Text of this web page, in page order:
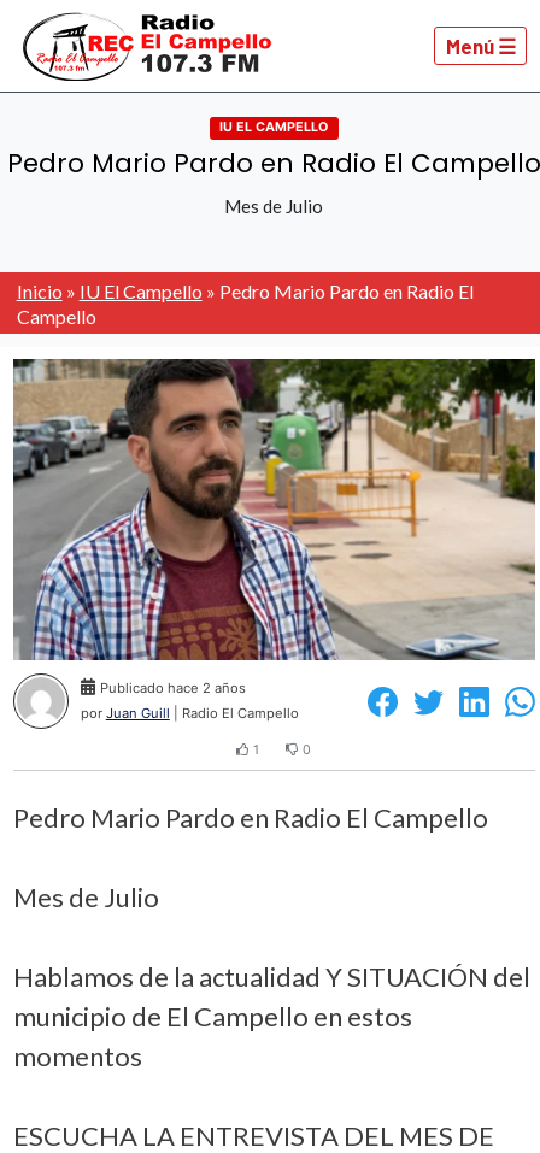
Menú ☰
IU EL CAMPELLO
Pedro Mario Pardo en Radio El Campello
Mes de Julio
Inicio » IU El Campello » Pedro Mario Pardo en Radio El
Campello
Publicado hace 2 años
por Juan Guill | Radio El Campello
1 0
Pedro Mario Pardo en Radio El Campello
Mes de Julio
Hablamos de la actualidad Y SITUACIÓN del
municipio de El Campello en estos
momentos
ESCUCHA LA ENTREVISTA DEL MES DE